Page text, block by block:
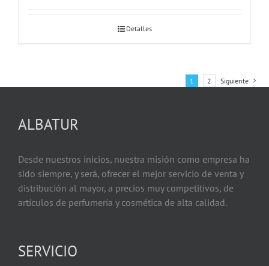
Detalles
1 2 Siguiente
ALBATUR
Desde nuestros inicios, nuestra misión como empresa ha
sido siempre, y será, ofrecer el mejor servicio de venta y
distribución al mayor, a precios muy competitivos, de
artículos de perfumería y cosmética de alta calidad.
SERVICIO